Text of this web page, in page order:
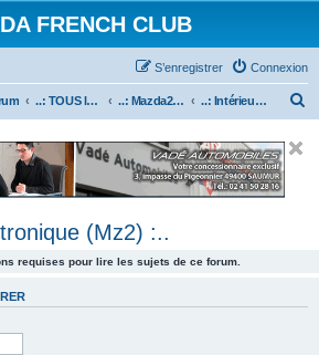
FRENCH CLUB
Connexion
S’enregistrer
..: TOUS les Véhicules MAZDA :.. ..: Mazda2 :.. ..: Intérieur / Electronique (Mz2) :..
e
(Mz2) :..
requises pour lire les sujets de ce forum.